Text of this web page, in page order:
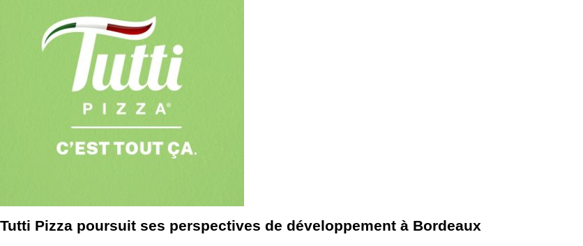
Tutti Pizza poursuit ses perspectives de développement à Bordeaux